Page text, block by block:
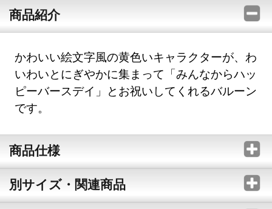
商品紹介
かわいい絵文字風の黄色いキャラクターが、わ
いわいとにぎやかに集まって「みんなからハッ
ピーバースデイ」とお祝いしてくれるバルーン
です。
商品仕様
別サイズ・関連商品